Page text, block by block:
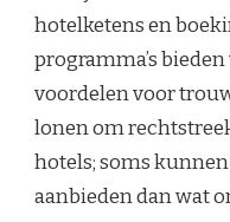
hotelketens en
programma’s
voordelen voor
lonen om
hotels; soms
aanbieden dan wat